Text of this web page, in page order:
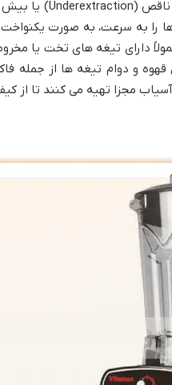
را به سرعت، به صورت
دارای تیغه های تخت یا
و دوام تیغه ها از جمله
مجزا تهیه می کنند تا از